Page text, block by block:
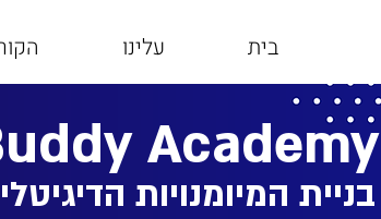
בית עלינו
בניית המיומנויות
Academy